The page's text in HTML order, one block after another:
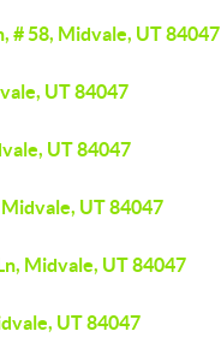
# 58, Midvale, UT 84047
UT 84047
UT 84047
UT 84047
Midvale, UT 84047
UT 84047